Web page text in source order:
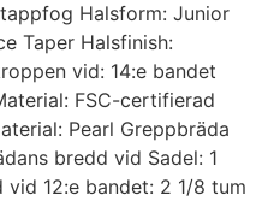
Halsform: Junior
Taper Halsfinish:
vid: 14:e bandet
FSC-certifierad
Pearl Greppbräda
bredd vid Sadel: 1
12:e bandet: 2 1/8 tum